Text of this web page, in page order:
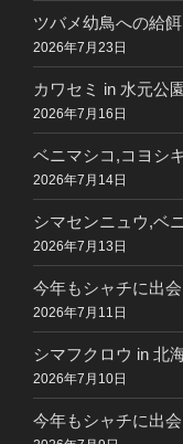
ツバメ幼鳥への給
2026年7月23日
カワセミ in 水元公
2026年7月16日
ベニマシコ,コヨシ
2026年7月14日
シマセンニュウ,ベ
2026年7月13日
今年もシャチに出
2026年7月11日
シマフクロウ in 北
2026年7月10日
今年もシャチに出